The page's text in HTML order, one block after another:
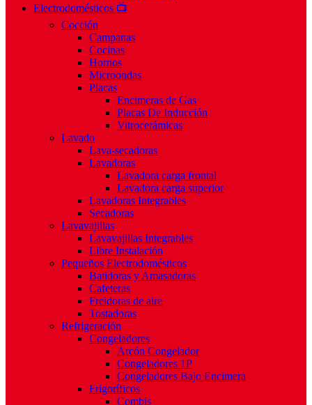
Electrodomésticos 📺
Cocción
Campanas
Cocinas
Hornos
Microondas
Placas
Encimeras de Gas
Placas De Inducción
Vitrocerámicas
Lavado
Lava-secadoras
Lavadoras
Lavadora carga frontal
Lavadora carga superior
Lavadoras Integrables
Secadoras
Lavavajillas
Lavavajillas Integrables
Libre Instalación
Pequeños Electrodomésticos
Batidoras y Amasadoras
Cafeteras
Freidoras de aire
Tostadoras
Refrigeración
Congeladores
Arcón Congelador
Congeladores 1P
Congeladores Bajo Encimera
Frigoríficos
Combis